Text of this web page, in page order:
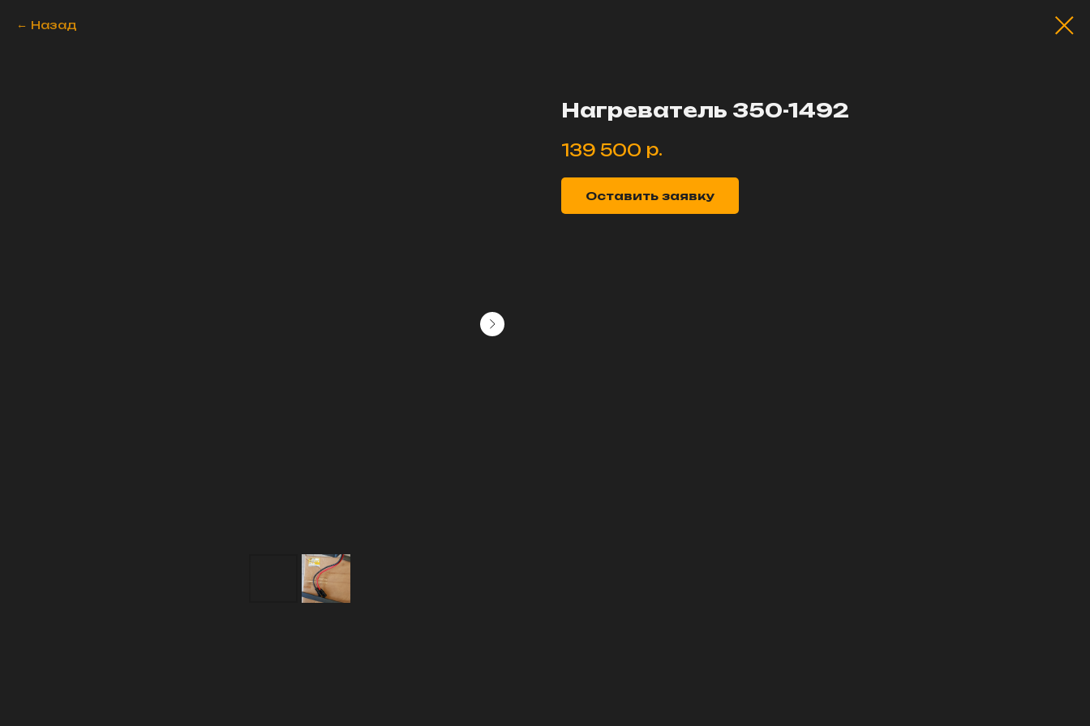
Назад
Нагреватель 350-1492
139 500 р.
Оставить заявку